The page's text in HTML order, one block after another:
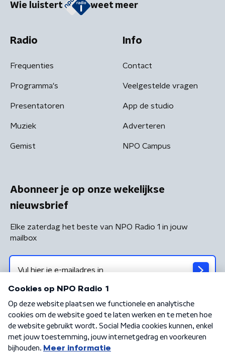
Wie luistert weet meer
Radio
Frequenties
Programma's
Presentatoren
Muziek
Gemist
Info
Contact
Veelgestelde vragen
App de studio
Adverteren
NPO Campus
Abonneer je op onze wekelijkse
nieuwsbrief
Elke zaterdag het beste van NPO Radio 1 in jouw
mailbox
Algemene voorwaarden